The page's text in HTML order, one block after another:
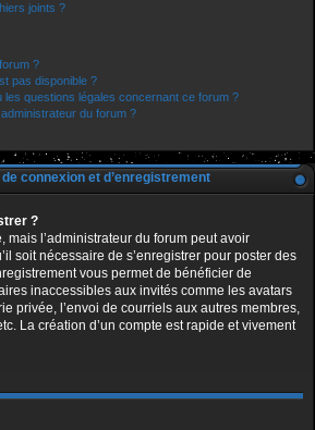
joints ?
?
pas disponible ?
questions légales concernant ce forum ?
du forum ?
connexion et d’enregistrement
?
mais l’administrateur du forum peut avoir
soit nécessaire de s’enregistrer pour poster des
vous permet de bénéficier de
inaccessibles aux invités comme les avatars
privée, l’envoi de courriels aux autres membres,
La création d’un compte est rapide et vivement